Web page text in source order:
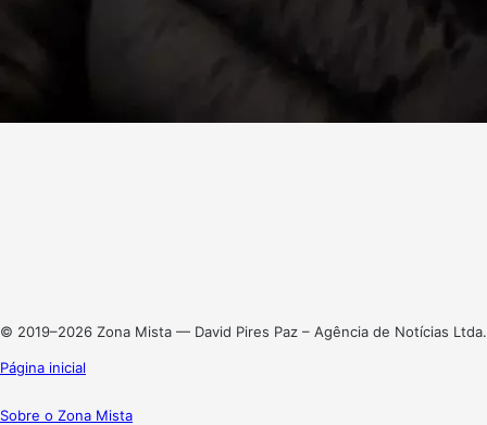
© 2019–2026 Zona Mista — David Pires Paz – Agência de Notícias Ltda.
Página inicial
Sobre o Zona Mista